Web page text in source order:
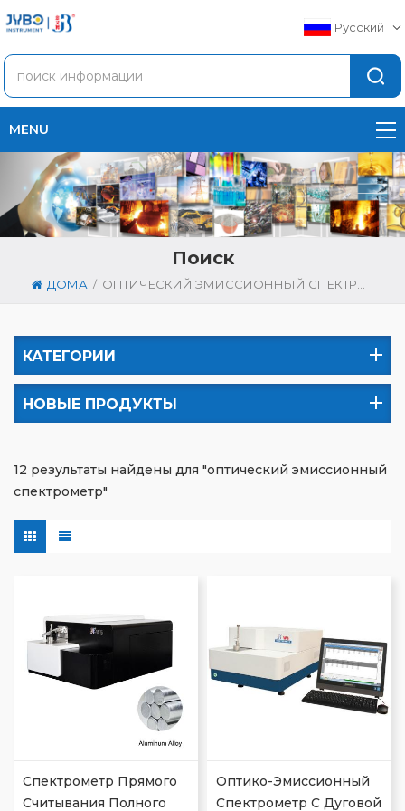
Русский
MENU
Поиск
ДОМА / ОПТИЧЕСКИЙ ЭМИССИОННЫЙ СПЕКТРОМЕТР
КАТЕГОРИИ
НОВЫЕ ПРОДУКТЫ
12 результаты найдены для "оптический эмиссионный
спектрометр"
Спектрометр Прямого
Считывания Полного
Оптико-Эмиссионный
Спектрометр С Дуговой